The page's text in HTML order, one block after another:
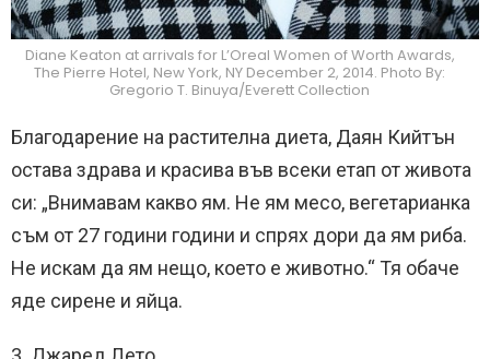
Diane Keaton at arrivals for L’Oreal Women of Worth Awards,
The Pierre Hotel, New York, NY December 2, 2014. Photo By:
Gregorio T. Binuya/Everett Collection
Благодарение на растителна диета, Даян Кийтън
остава здрава и красива във всеки етап от живота
си: „Внимавам какво ям. Не ям месо, вегетарианка
съм от 27 години години и спрях дори да ям риба.
Не искам да ям нещо, което е животно.“ Тя обаче
яде сирене и яйца.